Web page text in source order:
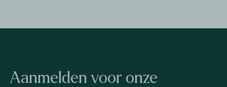
Aanmelden voor onze